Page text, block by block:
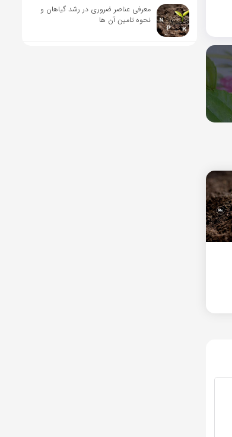
معرفی عناصر ضروری در رشد گیاهان و
نحوه تامین آن ها